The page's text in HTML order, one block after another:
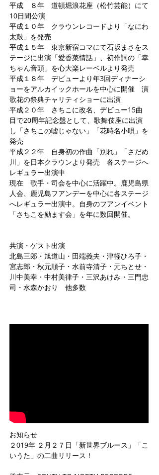
平成 ８年 道頓堀浪花座（松竹芸能）にて
10日間公演
平成１０年 クラウンレコードより「なにわ
太鼓」を発売
平成１５年 東京新宿コマにて石坂まさをス
テージに出演「愛香菜情話」、初作詞の「幸
ちゃん音頭」を心大楽レーベルより発売
平成１８年 デビューより年3回ディナーシ
ョーをアルカイックホールを中心に開催 演
歌花の祭典チャリティショーに出演
平成２０年 さちこに改名、デビュー15曲
目で20周年記念盤として、歌舞伎座に出演
し「さちこの嘘じゃない」「花時名小唄」を
発売
平成２２年 自身初の作曲「別れ」「さだめ
川」を日本クラウンより発売 各ステージへ
レギュラー出演中
現在 歌手・司会を中心に活躍中。鹿児島県
人会、鹿児島フアンデーを中心に各ステージ
へレギュラー出演中。自身のフアンイベント
「さちこを励ます会」を年に数回開催。
共演・ゲスト出演
北島三郎・旭道山・田端義夫・津軽ひろ子・
宮志郎・秋元順子・水前寺清子・元ちとせ・
川中美幸・中村美律子・三沢あけみ・三門忠
司・水森かおり 他多数
お知らせ
２019年 ２月２７日「新世界ブルース」「こ
いうた」の二曲リリース！